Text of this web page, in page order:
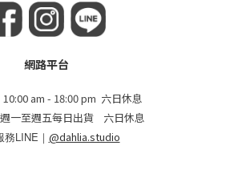
網路平台
am - 18:00 pm 六日休息
一至週五每日出貨 六日休息
LINE｜ @dahlia.studio